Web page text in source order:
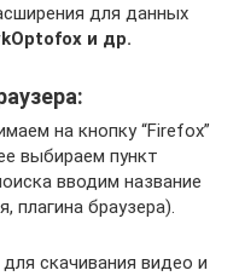
для данных
и др.
на кнопку “Firefox”
выбираем пункт
вводим название
плагина браузера).
скачивания видео и